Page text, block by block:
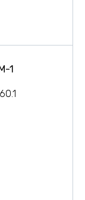
1